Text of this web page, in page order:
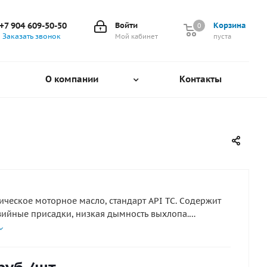
Корзина
0
пуста
0
Войти
Мой кабинет
+7 904 609-50-50
Заказать звонок
О компании Контакты
моторное масло, стандарт API TC. Содержит
присадки, низкая дымность выхлопа.
для всех карбюраторных и инжекторных моделей